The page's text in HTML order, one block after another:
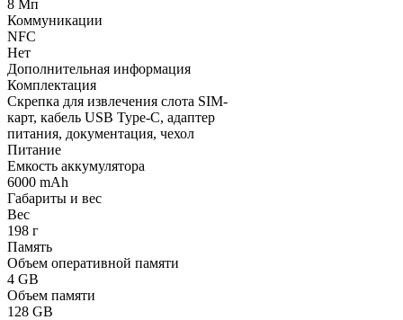
8 Мп
Коммуникации
NFC
Нет
Дополнительная информация
Комплектация
Скрепка для извлечения слота SIM-
карт, кабель USB Type-C, адаптер
питания, документация, чехол
Питание
Емкость аккумулятора
6000 mAh
Габариты и вес
Вес
198 г
Память
Объем оперативной памяти
4 GB
Объем памяти
128 GB